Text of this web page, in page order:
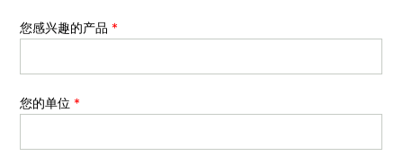
您感兴趣的产品 *
您的单位 *